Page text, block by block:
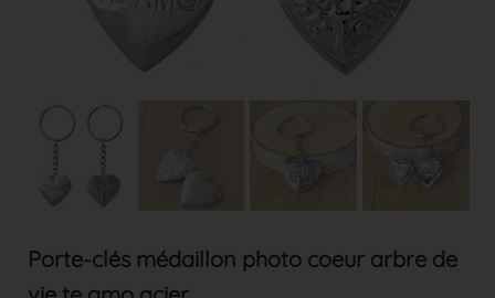
Porte-clés médaillon photo coeur arbre de